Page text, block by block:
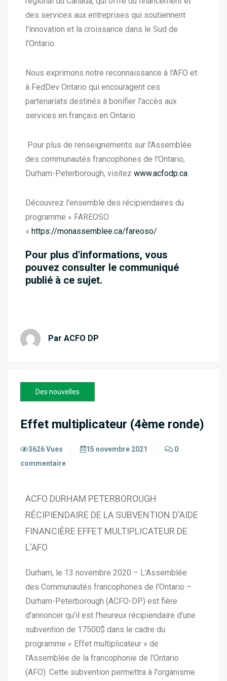
des services aux entreprises qui soutiennent
l'innovation et la croissance dans le Sud de
l'Ontario.
Nous exprimons notre reconnaissance à l'AFO et
à FedDev Ontario qui encouragent ces
partenariats destinés à bonifier l'accès aux
services en français en Ontario.
Pour plus de renseignements sur l'Assemblée
des communautés francophones de l'Ontario,
Durham-Peterborough, visitez www.acfodp.ca
Découvrez l'ensemble des récipiendaires du
programme « FAREOSO
» https://monassemblee.ca/fareoso/
Pour plus d'informations, vous
pouvez consulter le communiqué
publié à ce sujet.
Par ACFO DP
Des nouvelles
Effet multiplicateur (4ème ronde)
3626 Vues 15 novembre 2021
0
commentaire
ACFO DURHAM PETERBOROUGH
RÉCIPIENDAIRE DE LA SUBVENTION D'AIDE
FINANCIÈRE EFFET MULTIPLICATEUR DE
L'AFO
Durham, le 13 novembre 2020 – L'Assemblée
des Communautés francophones de l'Ontario –
Durham-Peterborough (ACFO-DP) est fière
d'annoncer qu'il est l'heureux récipiendaire d'une
subvention de 17500$ dans le cadre du
programme « Effet multiplicateur » de
l'Assemblée de la francophonie de l'Ontario
(AFO). Cette subvention permettra à l'organisme